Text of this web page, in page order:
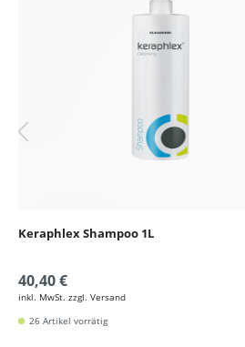
Keraphlex Shampoo 1L
40,40 €
inkl. MwSt. zzgl. Versand
26 Artikel vorrätig